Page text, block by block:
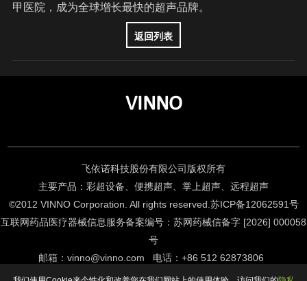
甲医院，成为全球增长最快的超声品牌。
返回列表
VINNO
飞依诺科技股份有限公司版权所有
主要产品：彩超设备、便携超声、掌上超声、远程超声
©2012 VINNO Corporation. All rights reserved. 苏ICP备12062591号
互联网药品医疗器械信息服务备案编号：苏网药械信备字 [2026] 000058
号
邮箱： vinno@vinno.com 电话： +86 512 62873806
Support By KGU